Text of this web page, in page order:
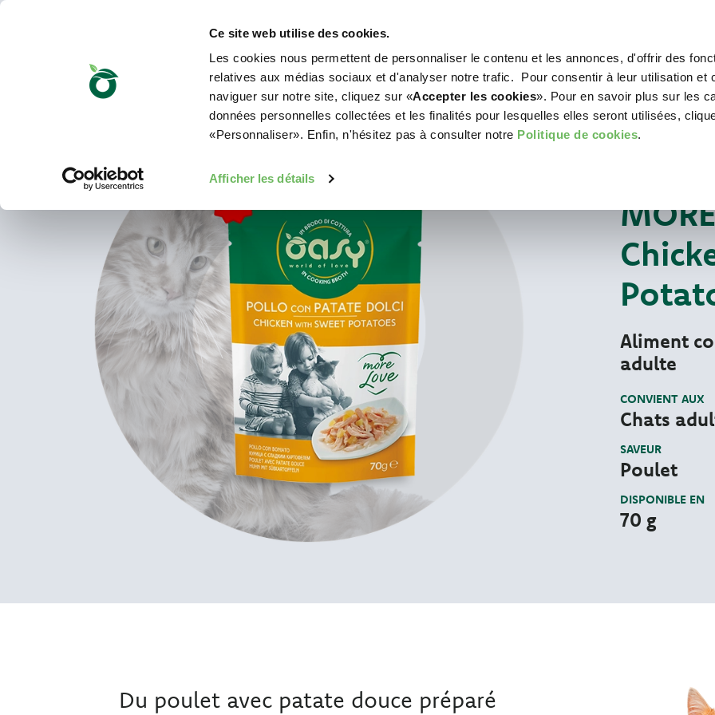
Ce site web utilise des cookies.
Les cookies nous permettent de personnaliser le contenu et les annonces, d'offrir des
relatives aux médias sociaux et d'analyser notre trafic. Pour consentir à leur utilisation et
naviguer sur notre site, cliquez sur «Accepter les cookies». Pour en savoir plus sur les
données personnelles collectées et les finalités pour lesquelles elles seront utilisées,
«Personnaliser». Enfin, n'hésitez pas à consulter notre Politique de cookies.
Afficher les détails
WORLD OF LOVE POUR VOTRE CHIEN
Aliment
adulte
CONVIENT AUX
Chats
SAVEUR
Poulet
DISPONIBLE EN
70 g
Du poulet avec patate douce préparé